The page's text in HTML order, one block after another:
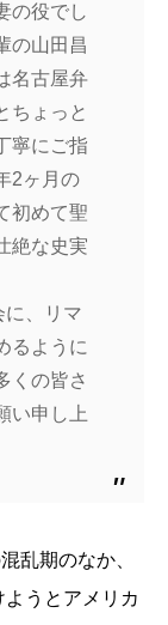
の役でし
の山田昌
名古屋弁
ちょっと
寧にご指
2ヶ月の
初めて聖
絶な史実
に、リマ
るように
くの皆さ
い申し上
乱期のなか、
うとアメリカ